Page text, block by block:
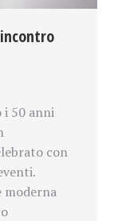
i 50 anni
con
moderna